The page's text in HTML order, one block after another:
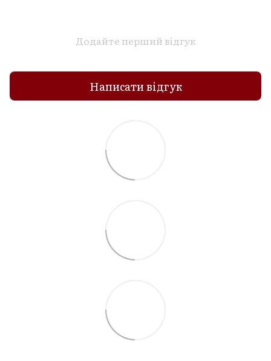
Додайте перший відгук
Написати відгук